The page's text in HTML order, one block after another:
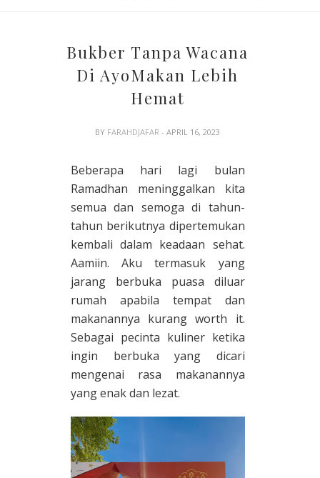
Bukber Tanpa Wacana
Di AyoMakan Lebih
Hemat
BY FARAHDJAFAR- APRIL 16, 2023
Beberapa hari lagi bulan
Ramadhan meninggalkan kita
semua dan semoga di tahun-
tahun berikutnya dipertemukan
kembali dalam keadaan sehat.
Aamiin. Aku termasuk yang
jarang berbuka puasa diluar
rumah apabila tempat dan
makanannya kurang worth it.
Sebagai pecinta kuliner ketika
ingin berbuka yang dicari
mengenai rasa makanannya
yang enak dan lezat.